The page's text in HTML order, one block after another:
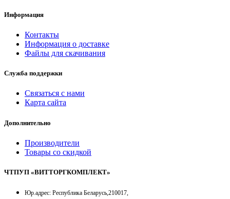
Информация
Контакты
Информация о доставке
Файлы для скачивания
Служба поддержки
Связаться с нами
Карта сайта
Дополнительно
Производители
Товары со скидкой
ЧТПУП «ВИТТОРГКОМПЛЕКТ»
Юр.адрес: Республика Беларусь,210017,